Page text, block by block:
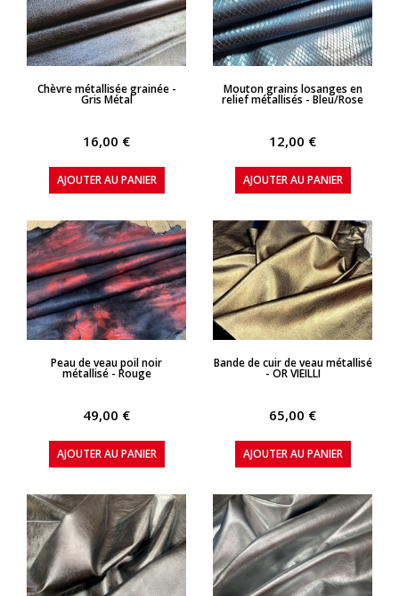
APERÇU RAPIDE
Chèvre métallisée grainée -
Gris Métal
16,00 €
AJOUTER AU PANIER
APERÇU RAPIDE
Mouton grains losanges en
relief métallisés - Bleu/Rose
12,00 €
AJOUTER AU PANIER
APERÇU RAPIDE
Peau de veau poil noir
métallisé - Rouge
49,00 €
AJOUTER AU PANIER
APERÇU RAPIDE
Bande de cuir de veau métallisé
- OR VIEILLI
65,00 €
AJOUTER AU PANIER